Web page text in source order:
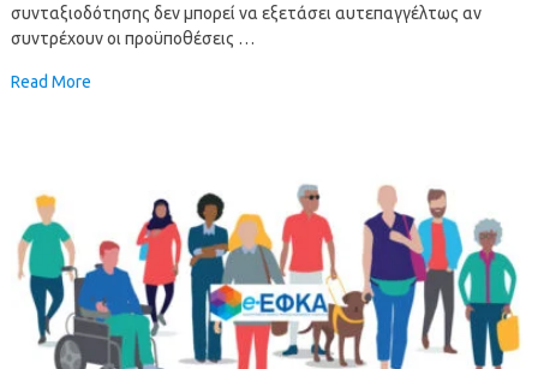
συνταξιοδότησης δεν μπορεί να εξετάσει αυτεπαγγέλτως αν
συντρέχουν οι προϋποθέσεις …
Read More